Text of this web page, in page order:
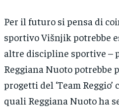
Per il futuro si pensa di
sportivo Višnjik potrebbe
altre discipline sportive –
Reggiana Nuoto potrebbe
progetti del ‘Team
quali Reggiana Nuoto ha